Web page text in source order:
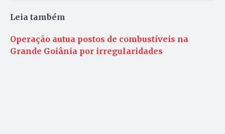
Leia também
Operação autua postos de combustíveis na
Grande Goiânia por irregularidades